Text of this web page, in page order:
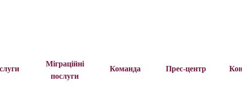
Міграційні
послуги
Команда Прес-центр